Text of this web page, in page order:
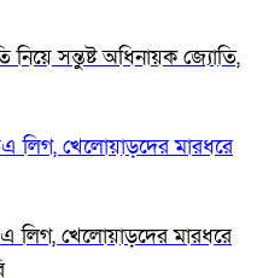
নিয়ে সন্তুষ্ট অধিনায়ক জ্যোতি,
খেলোয়াড়দের মারধরে